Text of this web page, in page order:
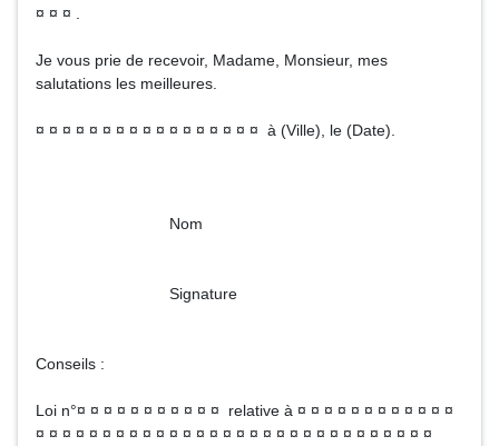
¤ ¤ ¤ .
Je vous prie de recevoir, Madame, Monsieur, mes
salutations les meilleures.
¤ ¤ ¤ ¤ ¤ ¤ ¤ ¤ ¤ ¤ ¤ ¤ ¤ ¤ ¤ ¤ ¤ à (Ville), le (Date).
Nom
Signature
Conseils :
Loi n°¤ ¤ ¤ ¤ ¤ ¤ ¤ ¤ ¤ ¤ ¤ relative à ¤ ¤ ¤ ¤ ¤ ¤ ¤ ¤ ¤ ¤ ¤ ¤
¤ ¤ ¤ ¤ ¤ ¤ ¤ ¤ ¤ ¤ ¤ ¤ ¤ ¤ ¤ ¤ ¤ ¤ ¤ ¤ ¤ ¤ ¤ ¤ ¤ ¤ ¤ ¤ ¤ ¤